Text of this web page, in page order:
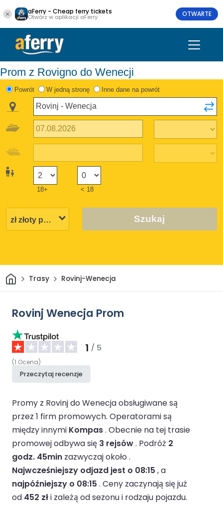
aFerry - Cheap ferry tickets
Otwórz w aplikacji aFerry OTWARTE
Prom z Rovigno do Wenecji
Powrót W jedną stronę Inne dane na powrót
18+ < 18
Szukaj
DomTrasy Rovinj-Wenecja
Rovinj Wenecja Prom
1 / 5
(1 Ocena)
Przeczytaj recenzje
Promy z Rovinj do Wenecja obsługiwane są
przez 1 firm promowych. Operatorami są
między innymi Kompas. Obecnie na tej trasie
promowej odbywa się 3 rejsów. Podróż 2
godz. 45min zazwyczaj około .
Najwcześniejszy odjazd jest o 08:15 , a
najpóźniejszy o 08:15 . Ceny zaczynają się już
od 452 złi zależą od sezonu i rodzaju pojazdu.